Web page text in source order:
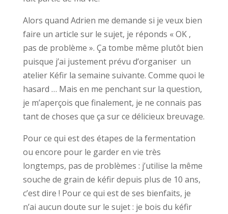
Alors quand Adrien me demande si je veux bien
faire un article sur le sujet, je réponds « OK ,
pas de problème ». Ça tombe même plutôt bien
puisque j’ai justement prévu d’organiser un
atelier Kéfir la semaine suivante. Comme quoi le
hasard … Mais en me penchant sur la question,
je m’aperçois que finalement, je ne connais pas
tant de choses que ça sur ce délicieux breuvage.
Pour ce qui est des étapes de la fermentation
ou encore pour le garder en vie très
longtemps, pas de problèmes : j’utilise la même
souche de grain de kéfir depuis plus de 10 ans,
c’est dire ! Pour ce qui est de ses bienfaits, je
n’ai aucun doute sur le sujet : je bois du kéfir